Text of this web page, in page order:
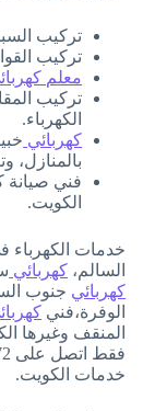
تركيب
تركيب
معلم
تركيب
الكهرباء.
كهربائي
بالمنازل،
فني صيانة
الكويت.
خدمات الكهرباء
السالم، كهربائي
كهربائي جنوب
الوفرة،فني
المنقف وغيرها
خدمات الكويت.